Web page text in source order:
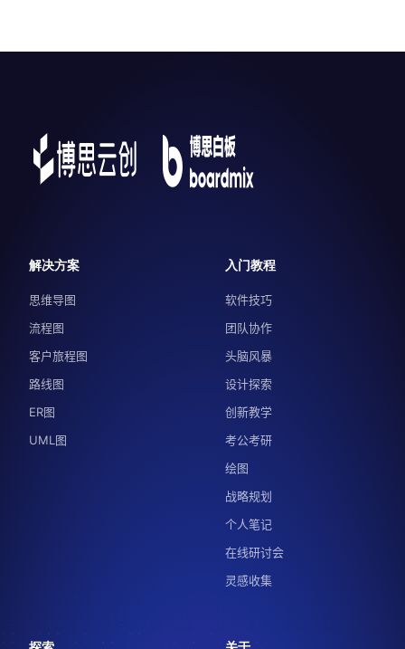
解决方案
思维导图
流程图
客户旅程图
路线图
ER图
UML图
入门教程
软件技巧
团队协作
头脑风暴
设计探索
创新教学
考公考研
绘图
战略规划
个人笔记
在线研讨会
灵感收集